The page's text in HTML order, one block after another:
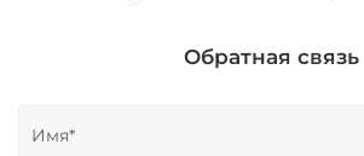
Обратная связь